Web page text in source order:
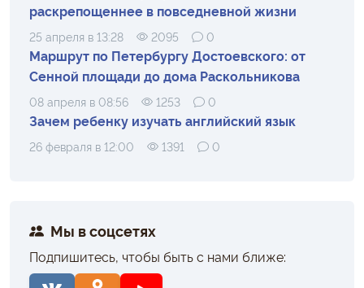
раскрепощеннее в повседневной жизни
25 апреля в 13:28 2095 0
Маршрут по Петербургу Достоевского: от
Сенной площади до дома Раскольникова
08 апреля в 08:56 1253 0
Зачем ребенку изучать английский язык
26 февраля в 12:00 1391 0
Мы в соцсетях
Подпишитесь, чтобы быть с нами ближе: